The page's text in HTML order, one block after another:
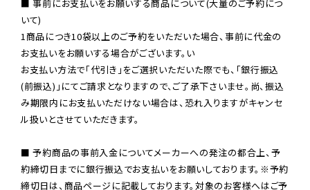
■ 事前にお支払いをお願いする商品について(大量のご予約につ
いて)
1商品につき10袋以上のご予約をいただいた場合、事前に代金の
お支払いをお願いする場合がございます。い
お支払い方法で「代引き」をご選択いただいた際でも、「銀行振込
(前振込)」にてご請求となりますので、ご了承下さいませ。尚、振込
み期限内にお支払いただけない場合は、恐れ入りますがキャンセ
ル扱いとさせていただきます。
■ 予約商品の事前入金についてメーカーへの発注の都合上、予
約締切日までに銀行振込でお支払いをお願いしております。※予約
締切日は、商品ページに記載しております。対象のお客様へはご予